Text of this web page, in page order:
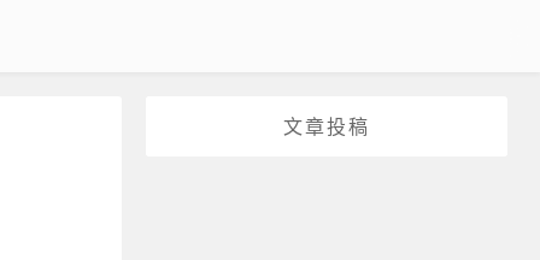
文章投稿